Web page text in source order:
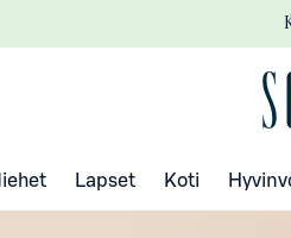
Lapset Koti